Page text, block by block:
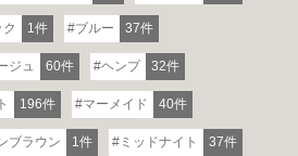
1件 ブルー 37件
ジュ 60件 ヘンプ 32件
196件 マーメイド 40件
ブラウン 1件 ミッドナイト 37件